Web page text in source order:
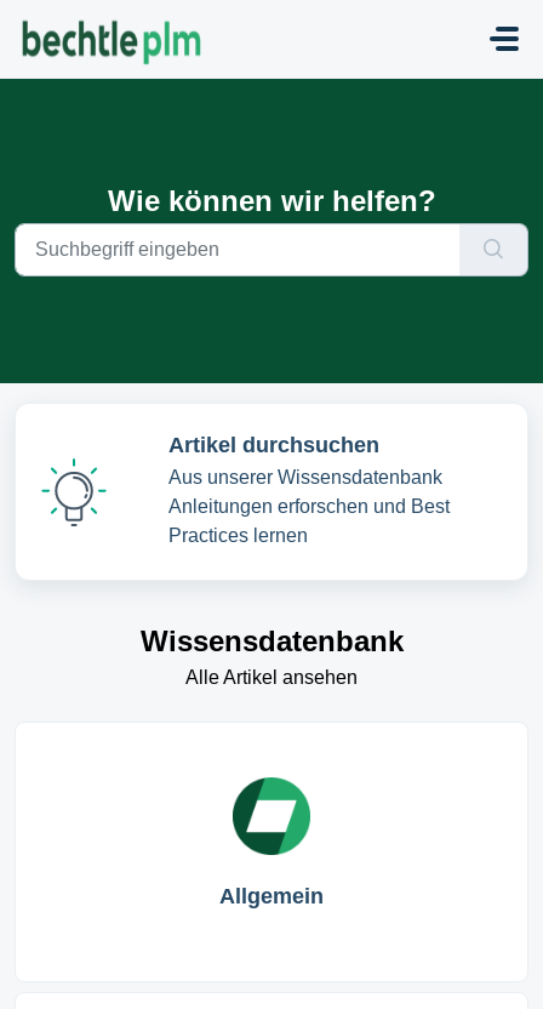
Wie können wir helfen?
Artikel durchsuchen
Aus unserer Wissensdatenbank
Anleitungen erforschen und Best
Practices lernen
Wissensdatenbank
Alle Artikel ansehen
Allgemein